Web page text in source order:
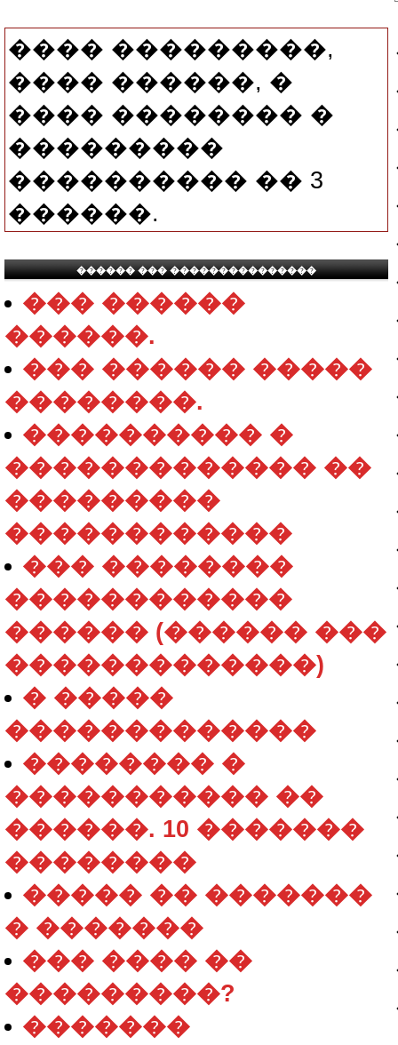
���� ���������,
���� ������, �
���� �������� �
���������
���������� �� 3
������.
������ ��� ���������������
��� ������
������.
��� ������ �����
��������.
���������� �
������������� ��
���������
������������
��� ��������
������������
������ (������ ���
�������������)
� �����
�������������
�������� �
����������� ��
������. 10 �������
��������
����� �� �������
� �������
��� ���� ��
���������?
�������